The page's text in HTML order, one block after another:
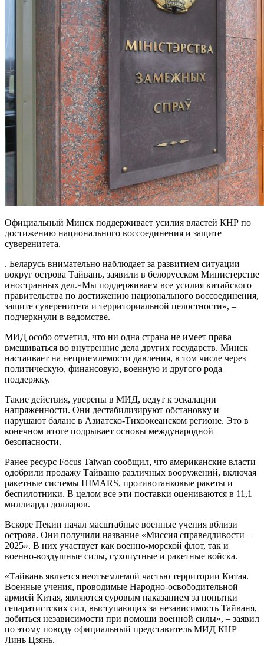
Официальный Минск поддерживает усилия властей КНР по
достижению национального воссоединения и защите
суверенитета.
. Беларусь внимательно наблюдает за развитием ситуации
вокруг острова Тайвань, заявили в белорусском Министерстве
иностранных дел.»Мы поддерживаем все усилия китайского
правительства по достижению национального воссоединения,
защите суверенитета и территориальной целостности», –
подчеркнули в ведомстве.
МИД особо отметил, что ни одна страна не имеет права
вмешиваться во внутренние дела других государств. Минск
настаивает на неприемлемости давления, в том числе через
политическую, финансовую, военную и другого рода
поддержку.
Такие действия, уверены в МИД, ведут к эскалации
напряженности. Они дестабилизируют обстановку и
нарушают баланс в Азиатско-Тихоокеанском регионе. Это в
конечном итоге подрывает основы международной
безопасности.
Ранее ресурс Focus Taiwan сообщил, что американские власти
одобрили продажу Тайваню различных вооружений, включая
ракетные системы HIMARS, противотанковые ракеты и
беспилотники. В целом все эти поставки оцениваются в 11,1
миллиарда долларов.
Вскоре Пекин начал масштабные военные учения вблизи
острова. Они получили название «Миссия справедливости –
2025». В них участвует как военно-морской флот, так и
военно-воздушные силы, сухопутные и ракетные войска.
«Тайвань является неотъемлемой частью территории Китая.
Военные учения, проводимые Народно-освободительной
армией Китая, являются суровым наказанием за попытки
сепаратистских сил, выступающих за независимость Тайваня,
добиться независимости при помощи военной силы», – заявил
по этому поводу официальный представитель МИД КНР
Линь Цзянь.